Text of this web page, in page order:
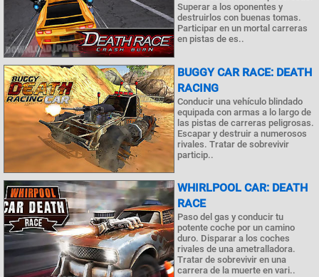
Superar a los oponentes y
destruirlos con buenas tomas.
Participar en un mortal carreras
en pistas de es..
BUGGY CAR RACE: DEATH
RACING
Conducir una vehículo blindado
equipada con armas a lo largo de
las pistas de carreras peligrosas.
Escapar y destruir a numerosos
rivales. Tratar de sobrevivir
particip..
WHIRLPOOL CAR: DEATH
RACE
Paso del gas y conducir tu
potente coche por un camino
duro. Disparar a los coches
rivales de una ametralladora.
Tratar de sobrevivir en una
carrera de la muerte en vari..